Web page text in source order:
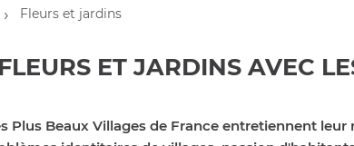
Fleurs et jardins
ET JARDINS AVEC
Plus Beaux Villages de France entretiennent